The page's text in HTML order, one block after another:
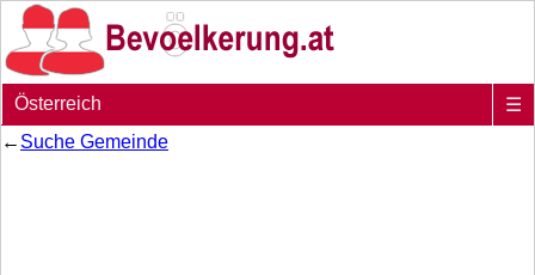
Österreich
☰
← Suche Gemeinde